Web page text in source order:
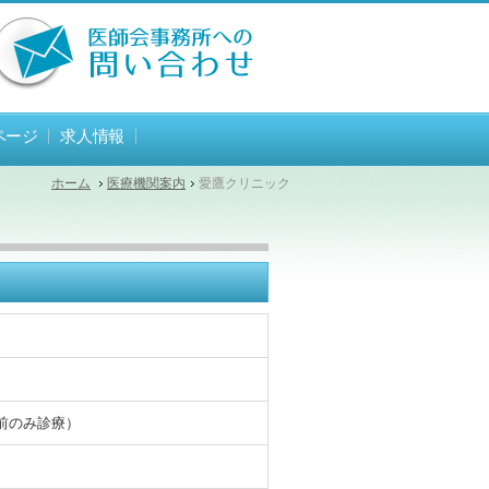
ージ 求人情報
ホーム 医療機関案内 愛鷹クリニック
み診療）